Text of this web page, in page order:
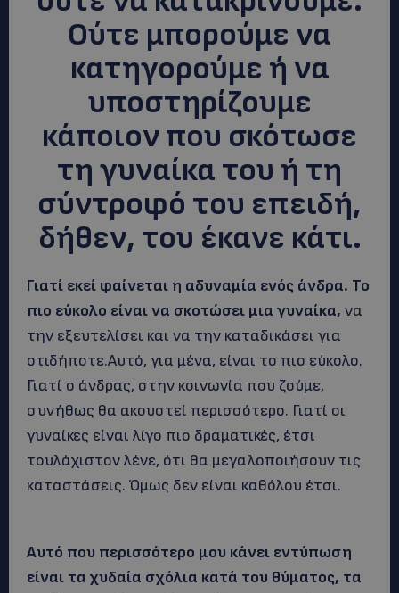
Ούτε μπορούμε να
κατηγορούμε ή να
υποστηρίζουμε
κάποιον που σκότωσε
τη γυναίκα του ή τη
σύντροφό του επειδή,
δήθεν, του έκανε κάτι.
Γιατί εκεί φαίνεται η αδυναμία ενός άνδρα. Το
πιο εύκολο είναι να σκοτώσει μια γυναίκα, να
την εξευτελίσει και να την καταδικάσει για
οτιδήποτε.Αυτό, για μένα, είναι το πιο εύκολο.
Γιατί ο άνδρας, στην κοινωνία που ζούμε,
συνήθως θα ακουστεί περισσότερο. Γιατί οι
γυναίκες είναι λίγο πιο δραματικές, έτσι
τουλάχιστον λένε, ότι θα μεγαλοποιήσουν τις
καταστάσεις. Όμως δεν είναι καθόλου έτσι.
Αυτό που περισσότερο μου κάνει εντύπωση
είναι τα χυδαία σχόλια κατά του θύματος, τα